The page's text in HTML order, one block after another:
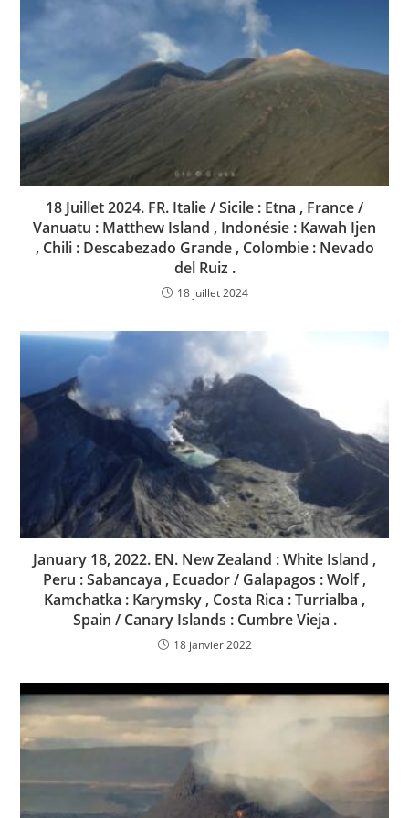
18 Juillet 2024. FR. Italie / Sicile : Etna , France /
Vanuatu : Matthew Island , Indonésie : Kawah Ijen
, Chili : Descabezado Grande , Colombie : Nevado
del Ruiz .
18 juillet 2024
January 18, 2022. EN. New Zealand : White Island ,
Peru : Sabancaya , Ecuador / Galapagos : Wolf ,
Kamchatka : Karymsky , Costa Rica : Turrialba ,
Spain / Canary Islands : Cumbre Vieja .
18 janvier 2022